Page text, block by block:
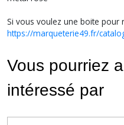
Si vous voulez une boite pour
https://marqueterie49.fr/
Vous pourriez
intéressé par